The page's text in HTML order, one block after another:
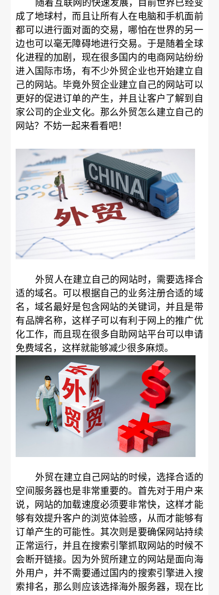
随着互联网的快速发展，目前世界已经变
成了地球村，而且让所有人在电脑和手机面前
都可以进行面对面的交易，哪怕在世界的另一
边也可以毫无障碍地进行交易。于是随着全球
化进程的加剧，现在很多国内的电商网站纷纷
进入国际市场，有不少外贸企业也开始建立自
己的网站。毕竟外贸企业建立自己的网站可以
更好的促进订单的产生，并且让客户了解到自
家公司的企业文化。那么外贸怎么建立自己的
网站？不妨一起来看看吧！
外贸人在建立自己的网站时，需要选择合
适的域名。可以根据自己的业务注册合适的域
名，域名最好是包含网站的关键词，并且是带
有品牌名称，这样子可以有利于网上的推广优
化工作，而且现在很多自助网站平台可以申请
免费域名，这样就能够减少很多麻烦。
外贸在建立自己网站的时候，选择合适的
空间服务器也是非常重要的。首先对于用户来
说，网站的加载速度必须要非常快，这样才能
够有效提升客户的浏览体验感，从而才能够有
订单产生的可能性。其次则是要确保网站持续
正常运行，并且在搜索引擎抓取网站的时候不
会断开链接。因为外贸所建立的网站是面向海
外用户，并不需要通过国内的搜索引擎进入搜
索排名，那么则应该选择海外服务器，现在比